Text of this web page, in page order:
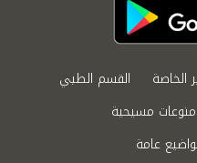
الخاصة
القسم الطبي
منوعات مسيحية
عامة